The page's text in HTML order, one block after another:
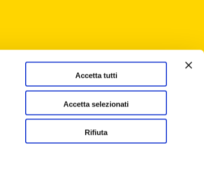
Accetta tutti
Accetta selezionati
Rifiuta